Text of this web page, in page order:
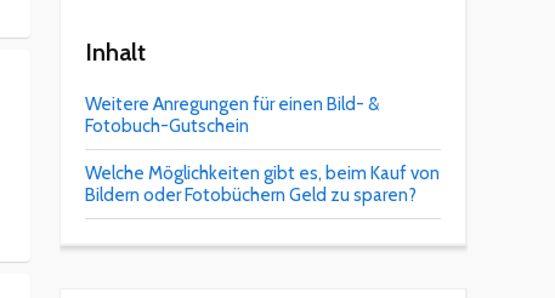
Inhalt
Weitere Anregungen für einen Bild- &
Fotobuch-Gutschein
Welche Möglichkeiten gibt es, beim Kauf von
Bildern oder Fotobüchern Geld zu sparen?